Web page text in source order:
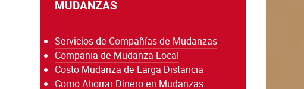
MUDANZAS
Servicios de Compañías de Mudanzas
Compania de Mudanza Local
Costo Mudanza de Larga Distancia
Como Ahorrar Dinero en Mudanzas